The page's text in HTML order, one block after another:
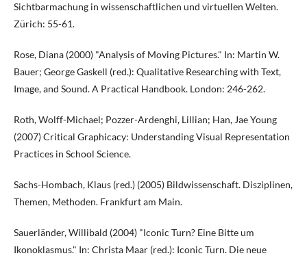
Sichtbarmachung in wissenschaftlichen und virtuellen Welten.
Zürich: 55-61.
Rose, Diana (2000) "Analysis of Moving Pictures." In: Martin W.
Bauer; George Gaskell (red.): Qualitative Researching with Text,
Image, and Sound. A Practical Handbook. London: 246-262.
Roth, Wolff-Michael; Pozzer-Ardenghi, Lillian; Han, Jae Young
(2007) Critical Graphicacy: Understanding Visual Representation
Practices in School Science.
Sachs-Hombach, Klaus (red.) (2005) Bildwissenschaft. Disziplinen,
Themen, Methoden. Frankfurt am Main.
Sauerländer, Willibald (2004) "Iconic Turn? Eine Bitte um
Ikonoklasmus." In: Christa Maar (red.): Iconic Turn. Die neue